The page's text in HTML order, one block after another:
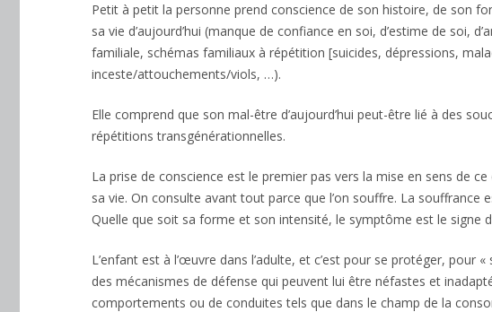
Petit à petit la personne prend conscience de son histoire, de son
sa vie d’aujourd’hui (manque de confiance en soi, d’estime de soi,
familiale, schémas familiaux à répétition [suicides, dépressions,
inceste/attouchements/viols, …).
Elle comprend que son mal-être d’aujourd’hui peut-être lié à des
répétitions transgénérationnelles.
La prise de conscience est le premier pas vers la mise en sens de
sa vie. On consulte avant tout parce que l’on souffre. La
Quelle que soit sa forme et son intensité, le symptôme est le signe
L’enfant est à l’œuvre dans l’adulte, et c’est pour se protéger, pour
des mécanismes de défense qui peuvent lui être néfastes et
comportements ou de conduites tels que dans le champ de la